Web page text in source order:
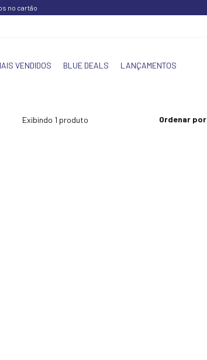
no cartão
VENDIDOS BLUE DEALS LANÇAMENTOS
Exibindo 1 produto Ordenar por